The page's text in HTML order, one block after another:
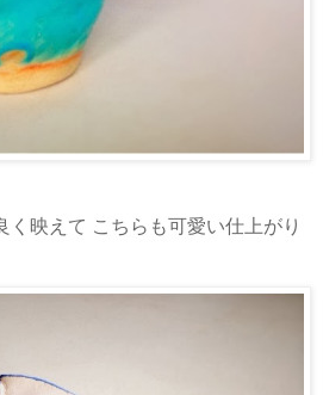
く映えて こちらも可愛い仕上がり